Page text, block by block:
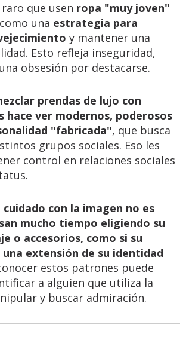
que usen ropa "muy joven"
como una estrategia para
y mantener una
Esto refleja inseguridad,
obsesión por destacarse.
prendas de lujo con
hace ver modernos, poderosos
"fabricada", que busca
grupos sociales. Eso les
control en relaciones sociales
cuidado con la imagen no es
mucho tiempo eligiendo su
o accesorios, como si su
extensión de su identidad
estos patrones puede
a alguien que utiliza la
y buscar admiración.